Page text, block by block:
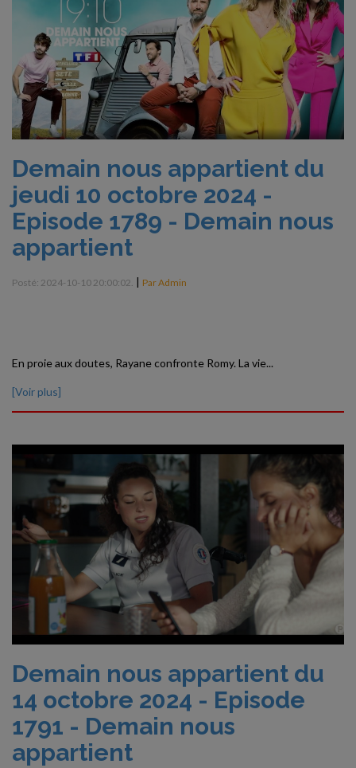
Demain nous appartient du
jeudi 10 octobre 2024 -
Episode 1789 - Demain nous
appartient
Posté: 2024-10-10 20:00:02. | Par Admin
En proie aux doutes, Rayane confronte Romy. La vie...
[Voir plus]
Demain nous appartient du
14 octobre 2024 - Episode
1791 - Demain nous
appartient